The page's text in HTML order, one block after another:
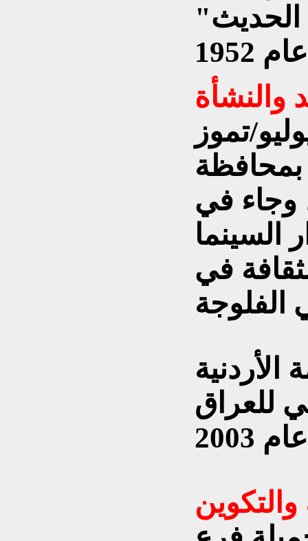
والنشأة
العاني يوم 1 يوليو/تموز
بمحافظة
وجاء في
السينما
في
الأردنية
للعراق